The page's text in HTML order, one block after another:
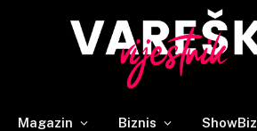
Magazin Biznis ShowBiz